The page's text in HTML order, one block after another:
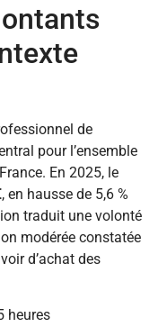
de
pour l’ensemble
En 2025, le
, en hausse de 5,6 %
traduit une volonté
modérée constatée
d’achat des
heures